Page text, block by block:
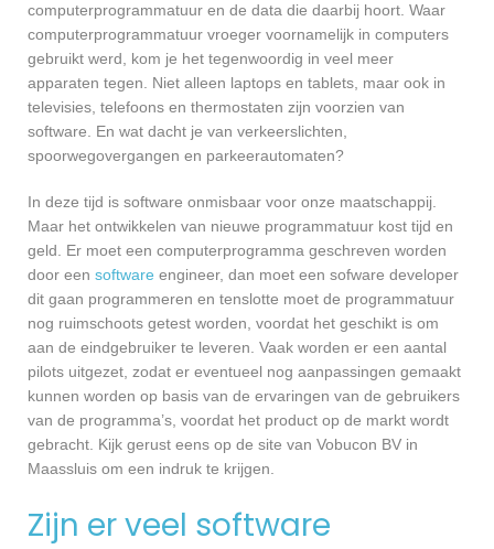
computerprogrammatuur en de data die daarbij hoort. Waar
computerprogrammatuur vroeger voornamelijk in computers
gebruikt werd, kom je het tegenwoordig in veel meer
apparaten tegen. Niet alleen laptops en tablets, maar ook in
televisies, telefoons en thermostaten zijn voorzien van
software. En wat dacht je van verkeerslichten,
spoorwegovergangen en parkeerautomaten?
In deze tijd is software onmisbaar voor onze maatschappij.
Maar het ontwikkelen van nieuwe programmatuur kost tijd en
geld. Er moet een computerprogramma geschreven worden
door een software engineer, dan moet een sofware developer
dit gaan programmeren en tenslotte moet de programmatuur
nog ruimschoots getest worden, voordat het geschikt is om
aan de eindgebruiker te leveren. Vaak worden er een aantal
pilots uitgezet, zodat er eventueel nog aanpassingen gemaakt
kunnen worden op basis van de ervaringen van de gebruikers
van de programma’s, voordat het product op de markt wordt
gebracht. Kijk gerust eens op de site van Vobucon BV in
Maassluis om een indruk te krijgen.
Zijn er veel software